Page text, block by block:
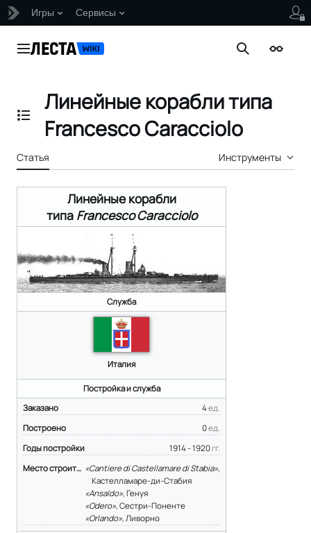
Игры Сервисы
Главное меню Поиск
Отобразить/Скрыть содержание
Линейные корабли типа
Francesco Caracciolo
Статья Инструменты
Линейные корабли
типа Francesco Caracciolo
Служба
Италия
Постройка и служба
4ед.
Заказано
0ед.
Построено
1914 - 1920 гг.
Годы постройки
«Cantiere di Castellamare di Stabia»,
Кастелламаре-ди-Стабия
«Ansaldo», Генуя
«Odero», Сестри-Поненте
«Orlando», Ливорно
Место строительства